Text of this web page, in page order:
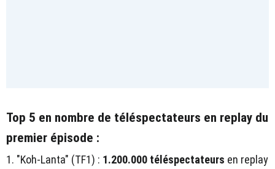
Top 5 en nombre de téléspectateurs en replay du
premier épisode :
1. "Koh-Lanta" (TF1) : 1.200.000 téléspectateurs en replay